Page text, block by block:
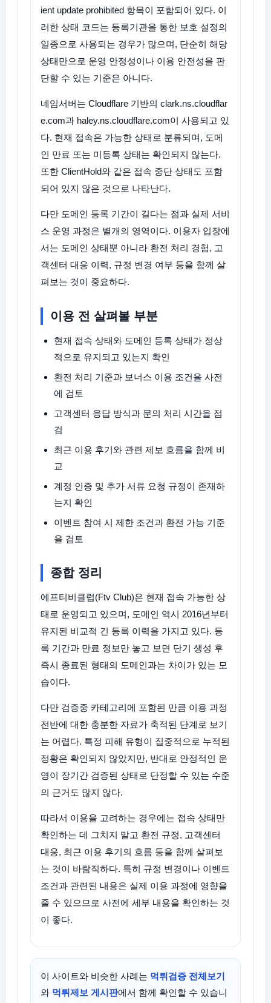
ient update prohibited 항목이 포함되어 있다. 이
러한 상태 코드는 등록기관을 통한 보호 설정의
일종으로 사용되는 경우가 많으며, 단순히 해당
상태만으로 운영 안정성이나 이용 안전성을 판
단할 수 있는 기준은 아니다.
네임서버는 Cloudflare 기반의 clark.ns.cloudflar
e.com과 haley.ns.cloudflare.com이 사용되고 있
다. 현재 접속은 가능한 상태로 분류되며, 도메
인 만료 또는 미등록 상태는 확인되지 않는다.
또한 ClientHold와 같은 접속 중단 상태도 포함
되어 있지 않은 것으로 나타난다.
다만 도메인 등록 기간이 길다는 점과 실제 서비
스 운영 과정은 별개의 영역이다. 이용자 입장에
서는 도메인 상태뿐 아니라 환전 처리 경험, 고
객센터 대응 이력, 규정 변경 여부 등을 함께 살
펴보는 것이 중요하다.
이용 전 살펴볼 부분
현재 접속 상태와 도메인 등록 상태가 정상
적으로 유지되고 있는지 확인
환전 처리 기준과 보너스 이용 조건을 사전
에 검토
고객센터 응답 방식과 문의 처리 시간을 점
검
최근 이용 후기와 관련 제보 흐름을 함께 비
교
계정 인증 및 추가 서류 요청 규정이 존재하
는지 확인
이벤트 참여 시 제한 조건과 환전 가능 기준
을 검토
종합 정리
에프티비클럽(Ftv Club)은 현재 접속 가능한 상
태로 운영되고 있으며, 도메인 역시 2016년부터
유지된 비교적 긴 등록 이력을 가지고 있다. 등
록 기간과 만료 정보만 놓고 보면 단기 생성 후
즉시 종료된 형태의 도메인과는 차이가 있는 모
습이다.
다만 검증중 카테고리에 포함된 만큼 이용 과정
전반에 대한 충분한 자료가 축적된 단계로 보기
는 어렵다. 특정 피해 유형이 집중적으로 누적된
정황은 확인되지 않았지만, 반대로 안정적인 운
영이 장기간 검증된 상태로 단정할 수 있는 수준
의 근거도 많지 않다.
따라서 이용을 고려하는 경우에는 접속 상태만
확인하는 데 그치지 말고 환전 규정, 고객센터
대응, 최근 이용 후기의 흐름 등을 함께 살펴보
는 것이 바람직하다. 특히 규정 변경이나 이벤트
조건과 관련된 내용은 실제 이용 과정에 영향을
줄 수 있으므로 사전에 세부 내용을 확인하는 것
이 좋다.
이 사이트와 비슷한 사례는 먹튀검증 전체보기
와 먹튀제보 게시판에서 함께 확인할 수 있습니